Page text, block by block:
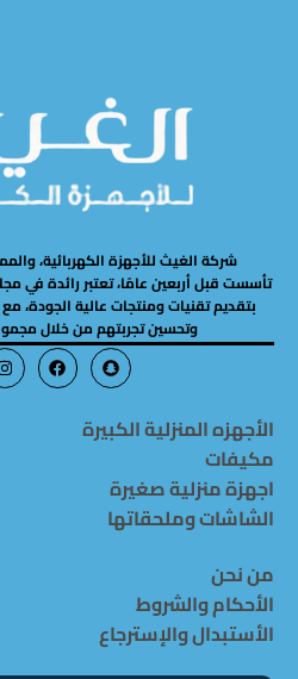
شركة الغيث للأجهزة الكهربائية،
تأسست قبل أربعين عامًا، تعتبر رائدة في
بتقديم تقنيات ومنتجات عالية الجودة، مع
وتحسين تجربتهم من خلال
الأجهزه المنزلية الكبيرة
مكيفات
اجهزة منزلية صغيرة
الشاشات وملحقاتها
من نحن
الأحكام والشروط
الأستبدال والإسترجاع